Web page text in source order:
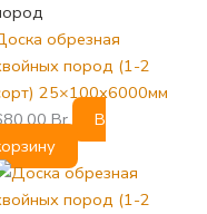
обрезная
пород (1-2
25×100х6000мм
Br
В